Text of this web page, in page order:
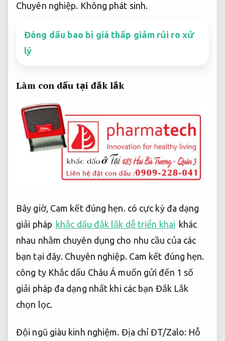
Chuyên nghiệp. Không phát sinh.
Đóng dấu bao bì giá thấp giảm rủi ro xử
lý
Làm con dấu tại đắk lắk
Bây giờ, Cam kết đúng hẹn. có cực kỳ đa dạng
giải pháp khắc dấu đắk lắk dễ triển khai khác
nhau nhằm chuyên dụng cho nhu cầu của các
bạn tại đây. Chuyên nghiệp. Cam kết đúng hẹn.
công ty Khắc dấu Châu Á muốn gửi đến 1 số
giải pháp đa dạng nhất khi các bạn Đắk Lắk
chọn lọc.
Đội ngũ giàu kinh nghiệm. Địa chỉ ĐT/Zalo: Hỗ